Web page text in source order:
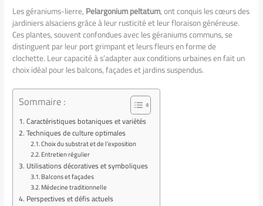
Les géraniums-lierre,Pelargonium peltatum, ont conquis les cœurs des
jardiniers alsaciens grâce à leur rusticité et leur floraison généreuse.
Ces plantes, souvent confondues avec les géraniums communs, se
distinguent par leur port grimpant et leurs fleurs en forme de
clochette. Leur capacité à s’adapter aux conditions urbaines en fait un
choix idéal pour les balcons, façades et jardins suspendus.
Sommaire :
Caractéristiques botaniques et variétés
Techniques de culture optimales
Choix du substrat et de l’exposition
Entretien régulier
Utilisations décoratives et symboliques
Balcons et façades
Médecine traditionnelle
Perspectives et défis actuels